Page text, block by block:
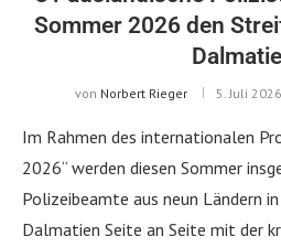
Sommer 2026 den
von Norbert Rieger 5. Juli 2026
Im Rahmen des internationalen
2026“ werden diesen Sommer
Polizeibeamte aus neun Ländern
Dalmatien Seite an Seite mit der